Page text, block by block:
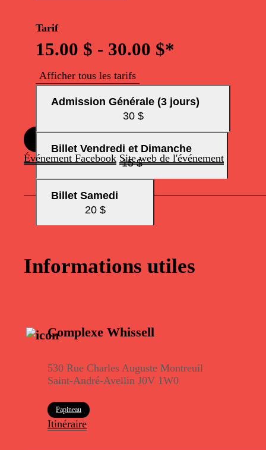
Tarif
15.00 $ - 30.00 $*
Afficher tous les tarifs
Admission Générale (3 jours)
30 $
Billet Vendredi et Dimanche
15 $
Billet Samedi
20 $
Événement Facebook Site web de l'événement
Informations utiles
Complexe Whissell
530 Rue Charles Auguste Montreuil
Saint-André-Avellin J0V 1W0
Papineau
Itinéraire